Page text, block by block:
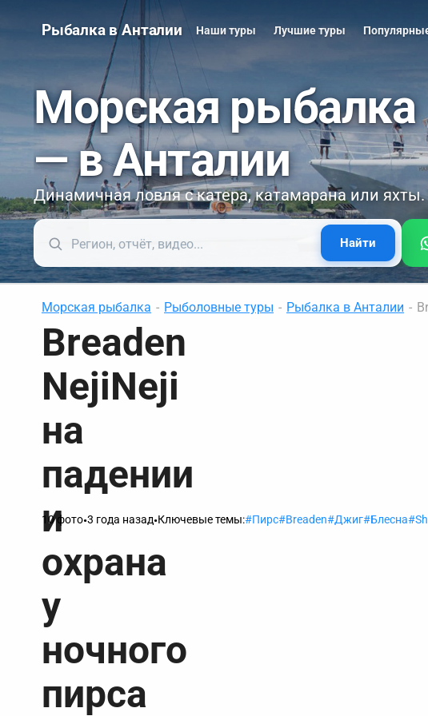
Рыбалка в Анталии Наши туры Лучшие туры
Морская рыбалка
— в Анталии
Динамичная ловля с катера, катамарана или
Найти
Морская рыбалка - Рыболовные туры - Рыбалка в Анталии -
Breaden
NejiNeji
на
падении
и
охрана
у
ночного
пирса
10 фото•3 года назад•Ключевые темы: Пирс Breaden Джиг Блесна